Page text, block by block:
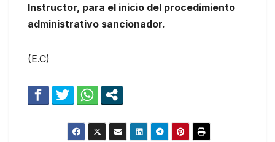
Instructor, para el inicio del procedimiento
administrativo sancionador.
(E.C)